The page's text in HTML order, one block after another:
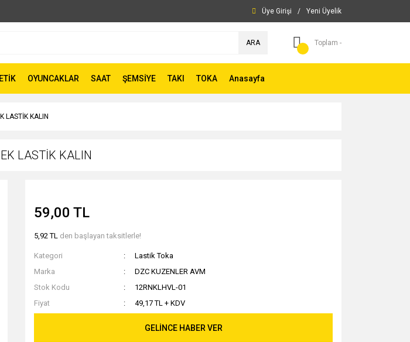
Üye Girişi / Yeni Üyelik
ARA Toplam -
OYUNCAKLAR SAAT ŞEMSİYE TAKI TOKA Anasayfa
LASTİK KALIN
LASTİK KALIN
59,00 TL
5,92 TL den başlayan taksitlerle!
Kategori
Lastik Toka
Marka
DZC KUZENLER AVM
Stok Kodu
12RNKLHVL-01
Fiyat
49,17 TL + KDV
GELİNCE HABER VER